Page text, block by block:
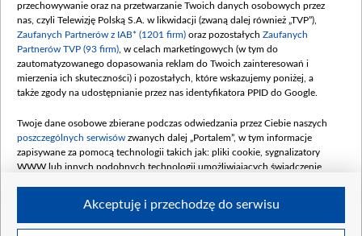
Dofinansowanie 48 862 000,00 PLN
Data podpisania umowy: GRUDZIEŃ 2025
(wpłata grudzień 60,548 mln)
Dofinansowanie 900 000 000,00 PLN
Data podpisania umowy: LUTY 2026 (wpłata
kwiecień 180 mln, 7 maja 180 mln, 8
czerwca 90 mln)
Dofinansowanie 250 000 000,00 PLN
4 sierpnia 250 mln
przechowywanie oraz na przetwarzanie Twoich danych osobowych przez
nas, czyli Telewizję Polską S.A. w likwidacji (zwaną dalej również „TVP”),
Zaufanych Partnerów z IAB* (1201 firm) oraz pozostałych Zaufanych
Partnerów TVP (93 firm) , w celach marketingowych (w tym do
zautomatyzowanego dopasowania reklam do Twoich zainteresowań i
mierzenia ich skuteczności) i pozostałych, które wskazujemy poniżej, a
także zgody na udostępnianie przez nas identyfikatora PPID do Google.
Twoje dane osobowe zbierane podczas odwiedzania przez Ciebie naszych
poszczególnych serwisów zwanych dalej „Portalem”, w tym informacje
zapisywane za pomocą technologii takich jak: pliki cookie, sygnalizatory
WWW lub innych podobnych technologii umożliwiających świadczenie
Akceptuję i przechodzę do serwisu